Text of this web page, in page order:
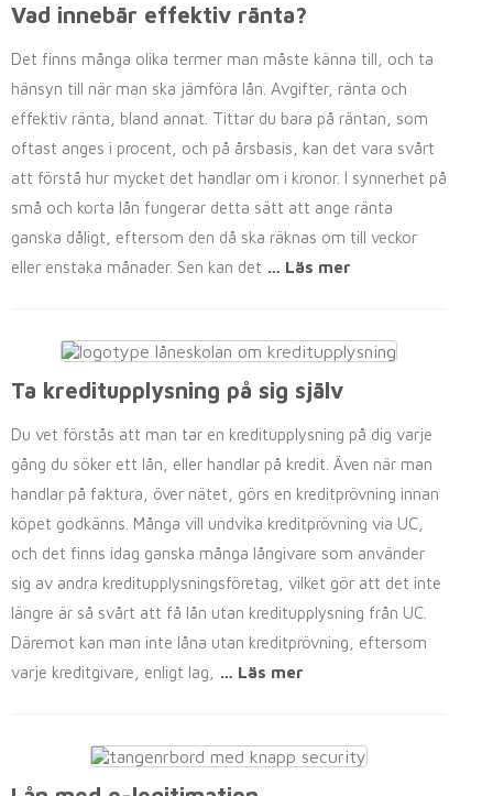
Vad innebär effektiv ränta?
Det finns många olika termer man måste känna till, och ta
hänsyn till när man ska jämföra lån. Avgifter, ränta och
effektiv ränta, bland annat. Tittar du bara på räntan, som
oftast anges i procent, och på årsbasis, kan det vara svårt
att förstå hur mycket det handlar om i kronor. I synnerhet på
små och korta lån fungerar detta sätt att ange ränta
ganska dåligt, eftersom den då ska räknas om till veckor
eller enstaka månader. Sen kan det … Läs mer
Ta kreditupplysning på sig själv
Du vet förstås att man tar en kreditupplysning på dig varje
gång du söker ett lån, eller handlar på kredit. Även när man
handlar på faktura, över nätet, görs en kreditprövning innan
köpet godkänns. Många vill undvika kreditprövning via UC,
och det finns idag ganska många långivare som använder
sig av andra kreditupplysningsföretag, vilket gör att det inte
längre är så svårt att få lån utan kreditupplysning från UC.
Däremot kan man inte låna utan kreditprövning, eftersom
varje kreditgivare, enligt lag,
… Läs mer